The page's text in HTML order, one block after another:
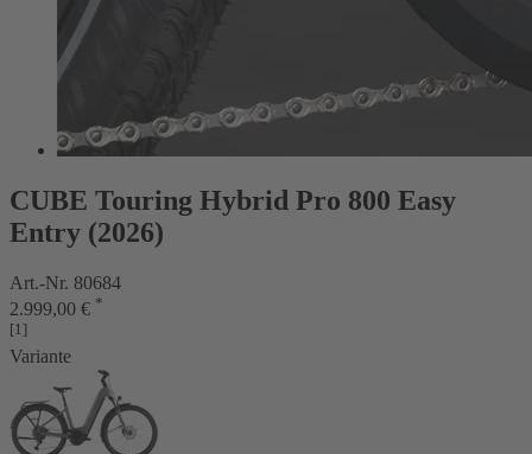
CUBE Touring Hybrid Pro 800 Easy
Entry (2026)
Art.-Nr. 80684
2.999,00 € *
[1]
Variante